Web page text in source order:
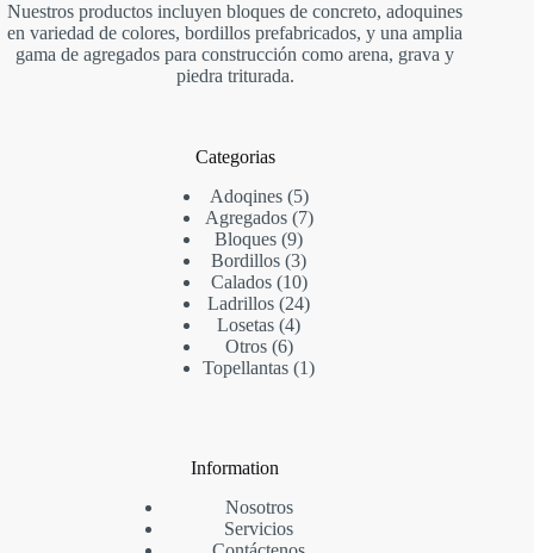
Nuestros productos incluyen bloques de concreto, adoquines
en variedad de colores, bordillos prefabricados, y una amplia
gama de agregados para construcción como arena, grava y
piedra triturada.
Categorias
Adoqines 5
Agregados 7
Bloques 9
Bordillos 3
Calados 10
Ladrillos 24
Losetas 4
Otros 6
Topellantas 1
Information
Nosotros
Servicios